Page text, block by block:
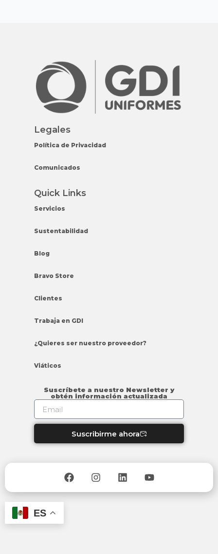
Legales
Política de Privacidad
Comunicados
Quick Links
Servicios
Sustentabilidad
Blog
Bravo Store
Clientes
Trabaja en GDI
¿Quieres ser nuestro proveedor?
Viáticos
Suscríbete a nuestro Newsletter y
obtén información actualizada
Suscribirme ahora
ES